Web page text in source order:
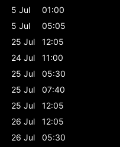
5 Jul
01:00
5 Jul
05:05
25 Jul
12:05
24 Jul
11:00
25 Jul
05:30
25 Jul
07:40
25 Jul
12:05
26 Jul
12:05
26 Jul
05:30